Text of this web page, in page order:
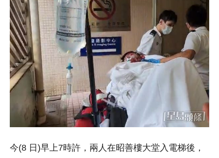
今(8 日)早上7時許，兩人在昭善樓大堂入電梯後，